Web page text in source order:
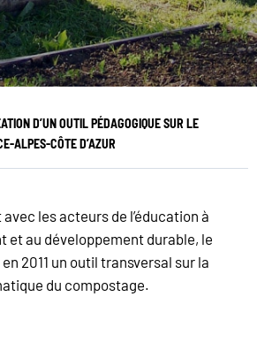
D’UN OUTIL PÉDAGOGIQUE SUR LE
ALPES-CÔTE D’AZUR
les acteurs de l’éducation à
et au développement durable, le
2011 un outil transversal sur la
du compostage.